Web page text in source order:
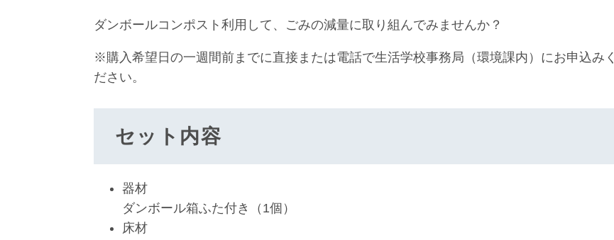
ダンボールコンポスト利用して、ごみの減量に取り組んでみませんか？
※購入希望日の一週間前までに直接または電話で生活学校事務局（環境課内）にお申込みく
ださい。
セット内容
器材
ダンボール箱ふた付き（1個）
床材